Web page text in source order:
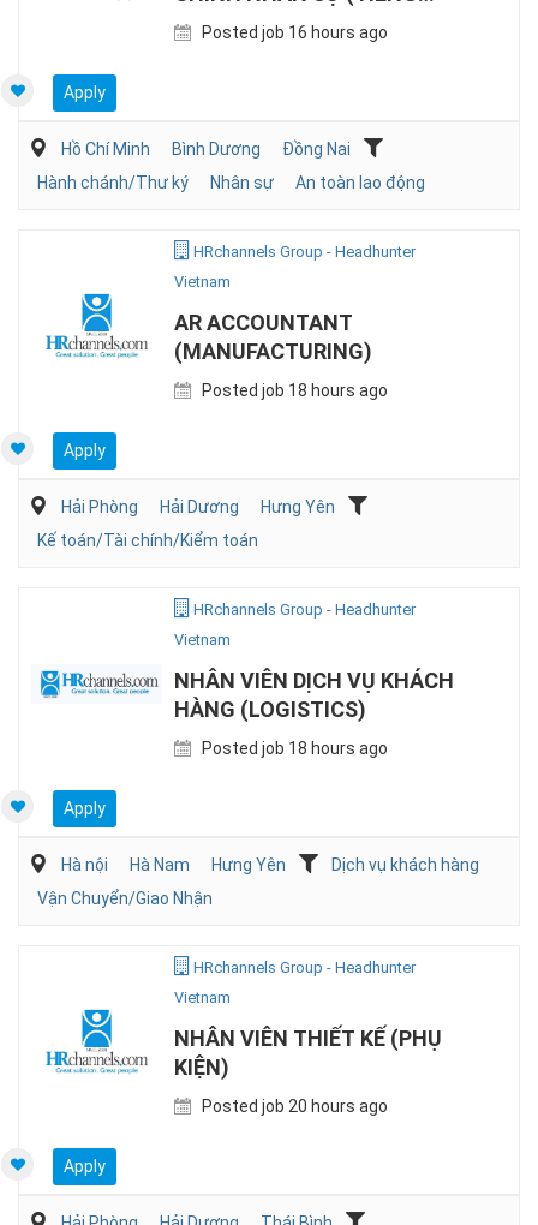
NHẬT, SẢN XUẤT)
Posted job 16 hours ago
Apply
Hồ Chí Minh Bình Dương
Đồng Nai
Hành chánh/Thư ký
Nhân sự An toàn lao động
HRchannels Group - Headhunter
Vietnam
AR ACCOUNTANT
(MANUFACTURING)
Posted job 18 hours ago
Apply
Hải Phòng Hải Dương
Hưng Yên
Kế toán/Tài chính/Kiểm toán
HRchannels Group - Headhunter
Vietnam
NHÂN VIÊN DỊCH VỤ KHÁCH
HÀNG (LOGISTICS)
Posted job 18 hours ago
Apply
Hà nội Hà Nam Hưng Yên
Dịch vụ khách hàng
Vận Chuyển/Giao Nhận
HRchannels Group - Headhunter
Vietnam
NHÂN VIÊN THIẾT KẾ (PHỤ
KIỆN)
Posted job 20 hours ago
Apply